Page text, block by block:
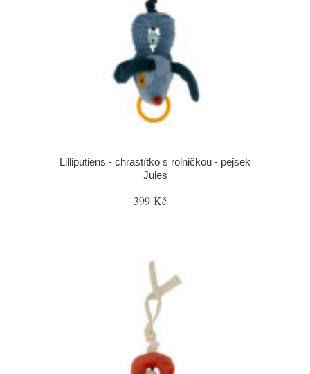
Lilliputiens - chrastítko s rolničkou - pejsek
Jules
399 Kč